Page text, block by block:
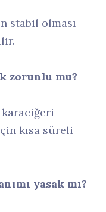
stabil olması
zorunlu mu?
kısa süreli
yasak mı?